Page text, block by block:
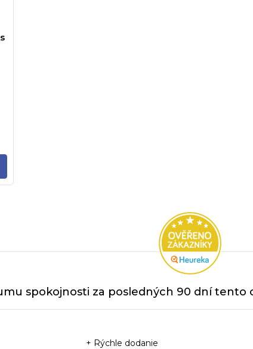
spokojnosti za posledných 90 dní tento
+ Rýchle dodanie